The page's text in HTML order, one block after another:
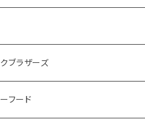
ブラザーズ
フード